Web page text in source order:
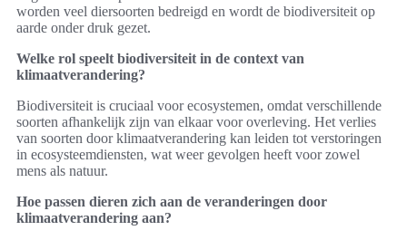
worden veel diersoorten bedreigd en wordt de biodiversiteit op
aarde onder druk gezet.
Welke rol speelt biodiversiteit in de context van
klimaatverandering?
Biodiversiteit is cruciaal voor ecosystemen, omdat verschillende
soorten afhankelijk zijn van elkaar voor overleving. Het verlies
van soorten door klimaatverandering kan leiden tot verstoringen
in ecosysteemdiensten, wat weer gevolgen heeft voor zowel
mens als natuur.
Hoe passen dieren zich aan de veranderingen door
klimaatverandering aan?